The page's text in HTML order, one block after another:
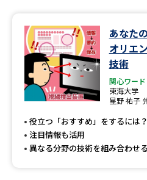
あなた
オリエ
技術
関心ワー
東海大学
星野 祐子
役立つ「おすすめ」をするには？
注目情報も活用
異なる分野の技術を組み合わせる